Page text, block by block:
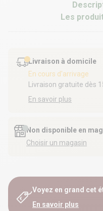
Les
Livraison à domicile
En cours d'arrivage
Livraison gratuite dès
En savoir plus
Non disponible en
Choisir un magasin
Voyez en grand cet
En savoir plus